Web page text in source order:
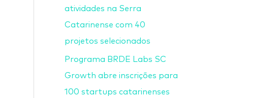
atividades na Serra
Catarinense com 40
projetos selecionados
Programa BRDE Labs SC
Growth abre inscrições para
100 startups catarinenses